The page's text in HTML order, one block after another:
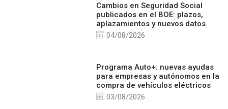
Cambios en Seguridad Social
publicados en el BOE: plazos,
aplazamientos y nuevos datos.
04/08/2026
Programa Auto+: nuevas ayudas
para empresas y autónomos en la
compra de vehículos eléctricos
03/08/2026